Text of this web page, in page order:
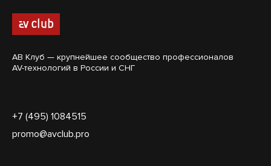
АВ Клуб — крупнейшее сообщество профессионалов
AV-технологий в России и СНГ
+7 (495) 1084515
promo@avclub.pro